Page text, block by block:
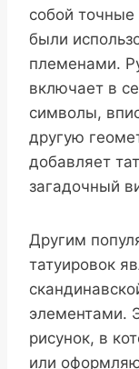
собой точные
были
племенами.
включает в
символы,
другую
добавляет
загадочный
Другим
татуировок
элементами.
рисунок, в
или